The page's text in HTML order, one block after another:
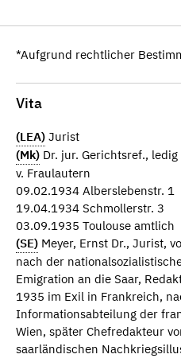
*Aufgrund rechtlicher
Vita
(LEA) Jurist
(Mk) Dr. jur. Gerichtsref., ledig
v. Fraulautern
09.02.1934 Alberslebenstr. 1
19.04.1934 Schmollerstr. 3
03.09.1935 Toulouse amtlich
(SE) Meyer, Ernst Dr., Jurist,
nach der
Emigration an die Saar,
1935 im Exil in Frankreich,
Informationsabteilung der
Wien, später Chefredakteur
saarländischen